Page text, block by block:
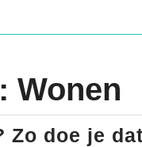
Wonen
Zo doe je